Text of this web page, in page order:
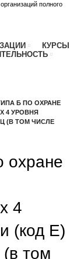
полного
КУРСЫ
Б ПО ОХРАНЕ
4 УРОВНЯ
(В ТОМ ЧИСЛЕ
охране
4
(код E)
(в том